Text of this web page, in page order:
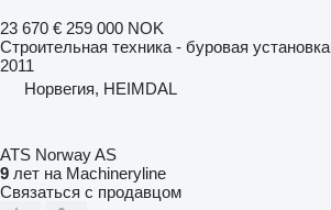
23 670 € 259 000 NOK
Строительная техника - буровая установка
2011
Норвегия, HEIMDAL
ATS Norway AS
9 лет на Machineryline
Связаться с продавцом